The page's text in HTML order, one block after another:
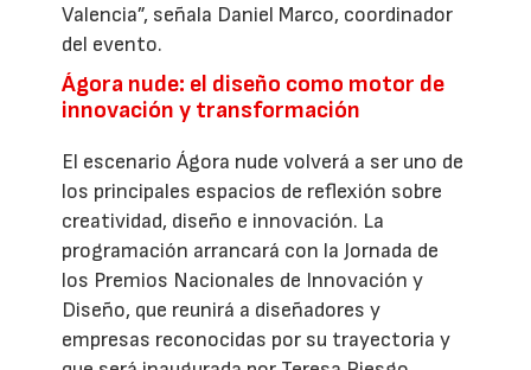
Valencia”, señala Daniel Marco, coordinador
del evento.
Ágora nude: el diseño como motor de
innovación y transformación
El escenario Ágora nude volverá a ser uno de
los principales espacios de reflexión sobre
creatividad, diseño e innovación. La
programación arrancará con la Jornada de
los Premios Nacionales de Innovación y
Diseño, que reunirá a diseñadores y
empresas reconocidas por su trayectoria y